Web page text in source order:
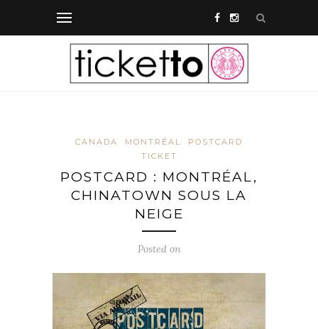
CANADA MONTRÉAL
POSTCARD
TICKET
POSTCARD : MONTRÉAL,
CHINATOWN SOUS LA
NEIGE
Posted on